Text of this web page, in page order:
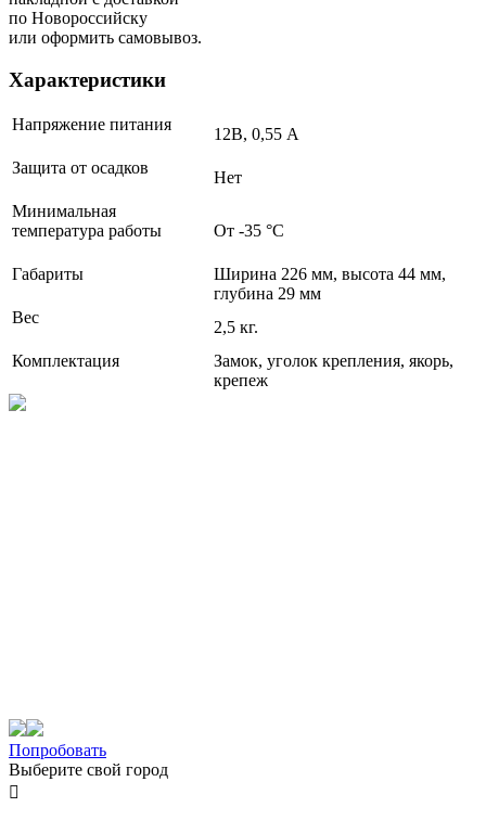
по Новороссийску
или оформить самовывоз.
Характеристики
Напряжение питания
12В, 0,55 А
Защита от осадков
Нет
Минимальная
температура работы
От -35 °С
Габариты
Ширина 226 мм, высота 44 мм,
глубина 29 мм
Вес
2,5 кг.
Комплектация
Замок, уголок крепления, якорь,
крепеж
Попробовать
Выберите свой город
